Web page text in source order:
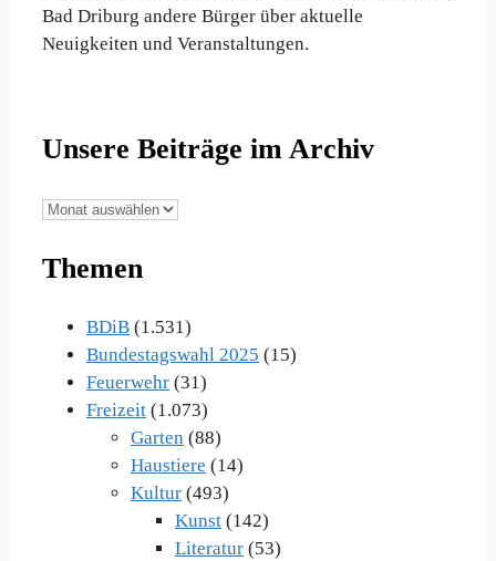
Bad Driburg andere Bürger über aktuelle
Neuigkeiten und Veranstaltungen.
Unsere Beiträge im Archiv
Unsere
im
Themen
BDiB (1.531)
Bundestagswahl 2025 (15)
Feuerwehr (31)
Freizeit (1.073)
Garten (88)
Haustiere (14)
Kultur (493)
Kunst (142)
Literatur (53)